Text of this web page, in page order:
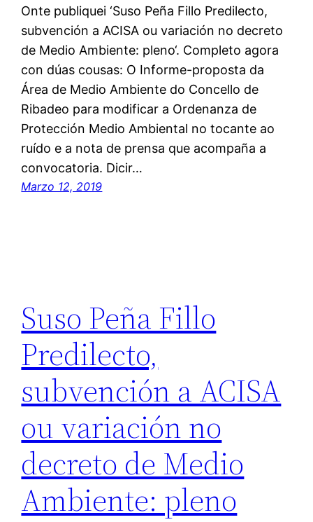
Onte publiquei ‘Suso Peña Fillo Predilecto,
subvención a ACISA ou variación no decreto
de Medio Ambiente: pleno‘. Completo agora
con dúas cousas: O Informe-proposta da
Área de Medio Ambiente do Concello de
Ribadeo para modificar a Ordenanza de
Protección Medio Ambiental no tocante ao
ruído e a nota de prensa que acompaña a
convocatoria. Dicir…
Marzo 12, 2019
Suso Peña Fillo
Predilecto,
subvención a ACISA
ou variación no
decreto de Medio
Ambiente: pleno